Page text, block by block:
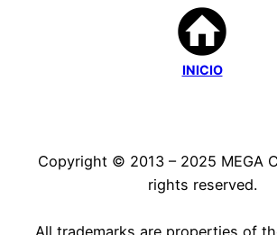
INICIO
Copyright © 2013 – 2025 MEGA
rights reserved.